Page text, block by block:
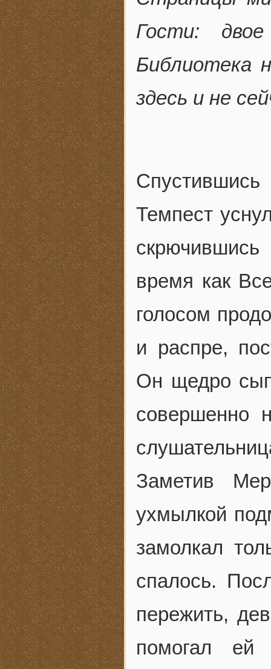
Гости:
Библиотека
здесь и не
Темпест
время как
голосом
и распре,
Он щедро
совершенно
Заметив
ухмылкой
замолкал
спалось.
пережить,
помогал ей